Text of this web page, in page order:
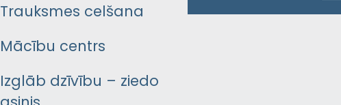
Trauksmes celšana
Mācību centrs
Izglāb dzīvību – ziedo